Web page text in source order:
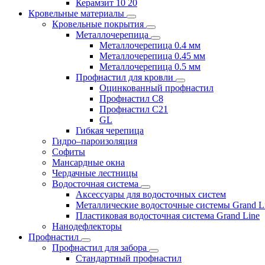
Керамзит 10 20
Кровельные материалы
Кровельные покрытия
Металлочерепица
Металлочерепица 0.4 мм
Металлочерепица 0.45 мм
Металлочерепица 0.5 мм
Профнастил для кровли
Оцинкованный профнастил
Профнастил С8
Профнастил С21
GL
Гибкая черепица
Гидро–пароизоляция
Софиты
Мансардные окна
Чердачные лестницы
Водосточная система
Аксессуары для водосточных систем
Металлические водосточные системы Grand
Пластиковая водосточная система Grand Line
Нанодефлекторы
Профнастил
Профнастил для забора
Стандартный профнастил